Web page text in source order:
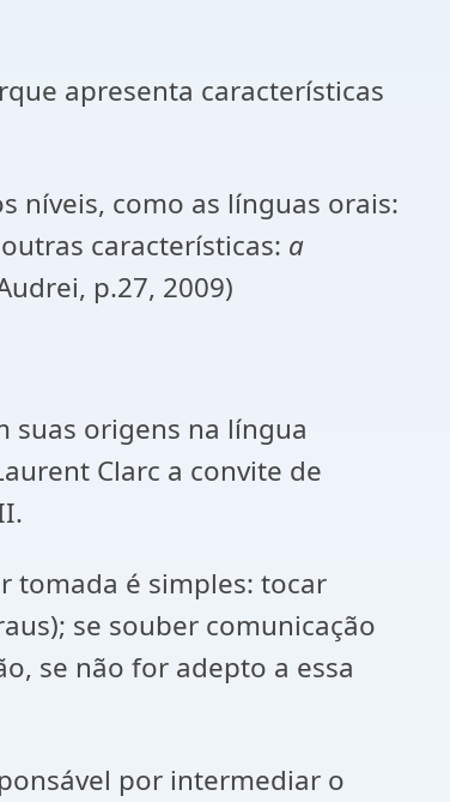
apresenta características
níveis, como as línguas orais:
características: a
p.27, 2009)
suas origens na língua
Clarc a convite de
tomada é simples: tocar
se souber comunicação
se não for adepto a essa
por intermediar o